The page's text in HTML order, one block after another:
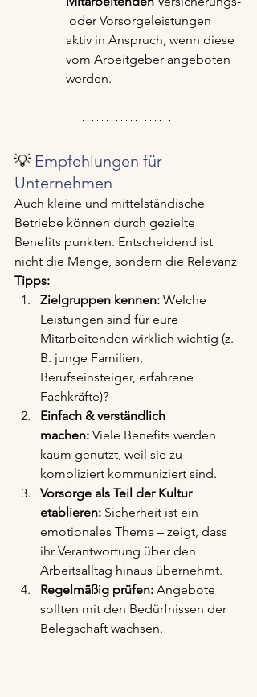
oder Vorsorgeleistungen
aktiv in Anspruch, wenn diese
vom Arbeitgeber angeboten
werden.
💡 Empfehlungen für
Unternehmen
Auch kleine und mittelständische
Betriebe können durch gezielte
Benefits punkten. Entscheidend ist
nicht die Menge, sondern die Relevanz
Tipps:
Zielgruppen kennen: Welche
Leistungen sind für eure
Mitarbeitenden wirklich wichtig (z.
B. junge Familien,
Berufseinsteiger, erfahrene
Fachkräfte)?
Einfach & verständlich
machen: Viele Benefits werden
kaum genutzt, weil sie zu
kompliziert kommuniziert sind.
Vorsorge als Teil der Kultur
etablieren: Sicherheit ist ein
emotionales Thema – zeigt, dass
ihr Verantwortung über den
Arbeitsalltag hinaus übernehmt.
Regelmäßig prüfen: Angebote
sollten mit den Bedürfnissen der
Belegschaft wachsen.